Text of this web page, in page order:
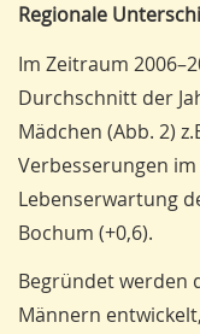
Regionale
Im Zeitraum
Durchschnitt der
Mädchen (Abb. 2)
Verbesserungen
Lebenserwartung
Bochum (+0,6).
Begründet werden
Männern